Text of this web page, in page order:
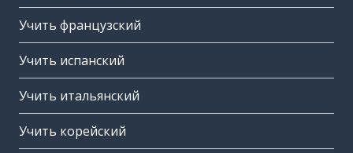
Учить французский
Учить испанский
Учить итальянский
Учить корейский